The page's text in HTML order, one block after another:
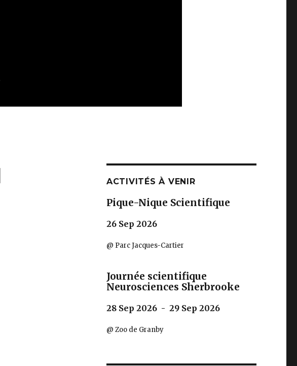
ACTIVITÉS À VENIR
Pique-Nique Scientifique
26 Sep 2026
@ Parc Jacques-Cartier
Journée scientifique
Neurosciences Sherbrooke
28 Sep 2026 - 29 Sep 2026
@ Zoo de Granby